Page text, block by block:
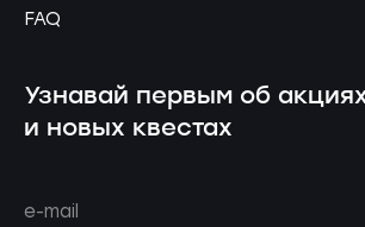
FAQ
Узнавай первым об
и новых квестах